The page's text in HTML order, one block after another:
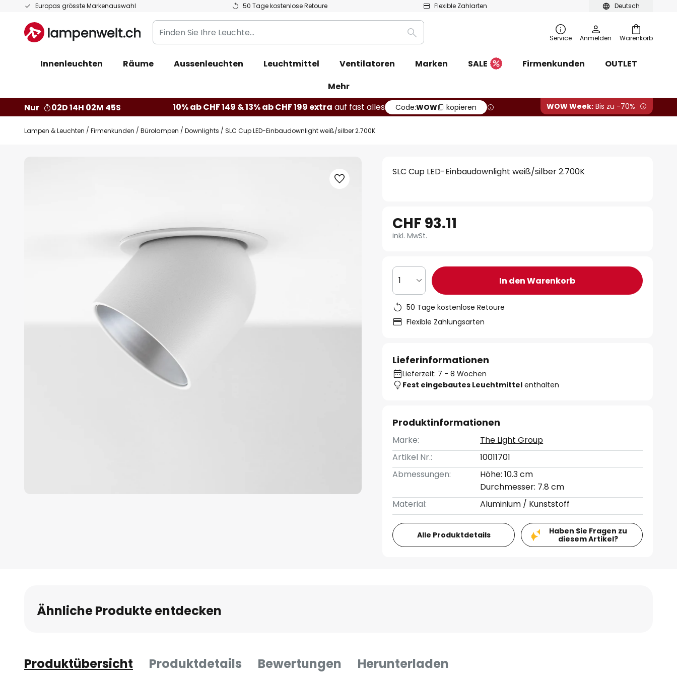
Deutsch
Europas grösste Markenauswahl 50 Tage kostenlose Retoure Flexible Zahlarten
Zum
springen
Warenkorb
Finden
Sie
Leuchte...
Suche Service Anmelden
Innenleuchten Räume Aussenleuchten Leuchtmittel Ventilatoren Marken SALE Firmenkunden
OUTLET
Mehr
Nur
02D 14H 02M 44S 10% ab CHF 149 & 13% ab CHF 199 extra auf fast alles Code:WOW kopieren WOW Week: Bis zu -70%
Lampen & Leuchten Firmenkunden Bürolampen Downlights SLC Cup LED-Einbaudownlight weiß/silber 2.700K
SLC Cup LED-Einbaudownlight weiß/silber 2.700K
CHF 93.11
inkl. MwSt.
1 In den Warenkorb
50 Tage kostenlose Retoure
Flexible Zahlungsarten
Lieferinformationen
Lieferzeit: 7 - 8 Wochen
Fest eingebautes Leuchtmittel enthalten
Produktinformationen
Marke:
The Light Group
Artikel Nr.:
10011701
Abmessungen:
Höhe: 10.3 cm
Durchmesser: 7.8 cm
Material:
Aluminium / Kunststoff
Alle Produktdetails
Haben Sie Fragen zu
diesem Artikel?
Ähnliche Produkte entdecken
Produktübersicht Produktdetails Bewertungen Herunterladen